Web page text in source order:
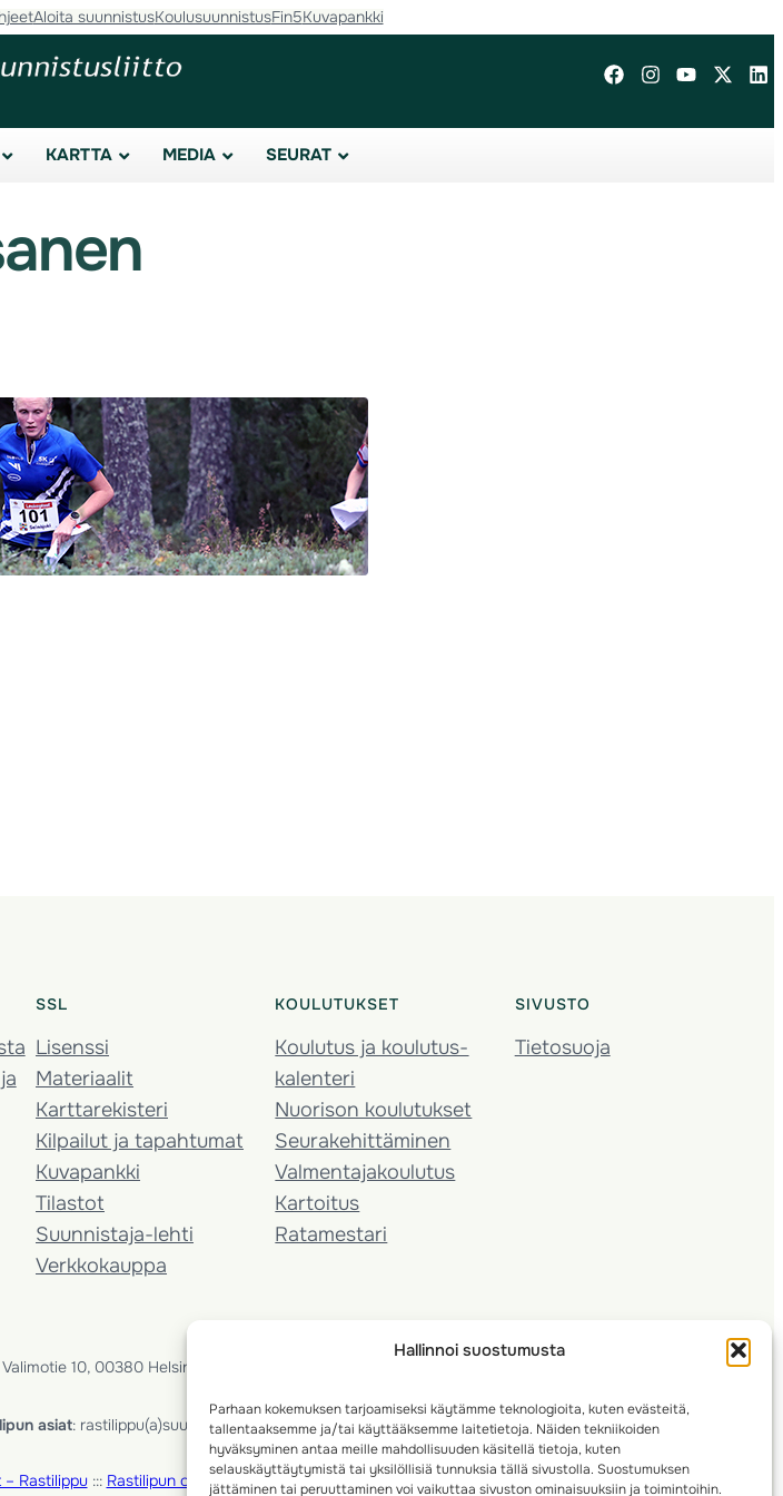
Hallinnoi suostumusta
Parhaan kokemuksen tarjoamiseksi käytämme teknologioita, kuten evästeitä,
tallentaaksemme ja/tai käyttääksemme laitetietoja. Näiden tekniikoiden
hyväksyminen antaa meille mahdollisuuden käsitellä tietoja, kuten
selauskäyttäytymistä tai yksilöllisiä tunnuksia tällä sivustolla. Suostumuksen
jättäminen tai peruuttaminen voi vaikuttaa sivuston ominaisuuksiin ja toimintoihin.
Aloita suunnistusKoulusuunnistusFin5Kuvapankki
KARTTA MEDIA SEURAT
SSL
Lisenssi
Materiaalit
Karttarekisteri
Kilpailut ja tapahtumat
Kuvapankki
Tilastot
Suunnistaja-lehti
Verkkokauppa
KOULUTUKSET
Koulutus ja koulutus­
kalenteri
Nuorison koulutukset
Seura­kehittäminen
Valmentaja­koulutus
Kartoitus
Ratamestari
SIVUSTO
Tietosuoja
Valimotie 10, 00380 Helsinki, Finland
asiat: rastilippu(a)suunnistusliitto.fi
Rastilippu::: Rastilipun ohjeet